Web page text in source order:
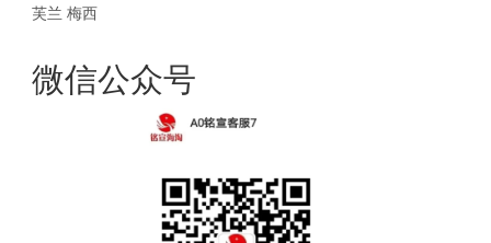
芙兰 梅西
微信公众号